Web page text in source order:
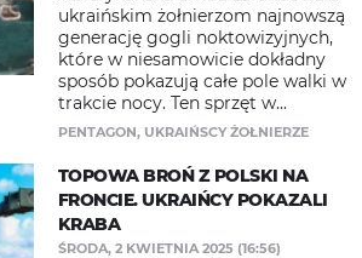
ukraińskim żołnierzom najnowszą
generację gogli noktowizyjnych,
które w niesamowicie dokładny
sposób pokazują całe pole walki w
trakcie nocy. Ten sprzęt w...
PENTAGON, UKRAIŃSCY ŻOŁNIERZE
TOPOWA BROŃ Z POLSKI NA
FRONCIE. UKRAIŃCY POKAZALI
KRABA
ŚRODA, 2 KWIETNIA 2025 (16:56)